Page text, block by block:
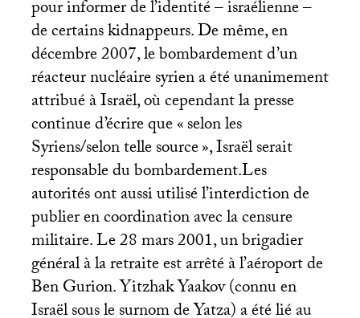
pour informer de l’identité – israélienne –
de certains kidnappeurs. De même, en
décembre 2007, le bombardement d’un
réacteur nucléaire syrien a été unanimement
attribué à Israël, où cependant la presse
continue d’écrire que «selon les
Syriens/selon telle source», Israël serait
responsable du bombardement.Les
autorités ont aussi utilisé l’interdiction de
publier en coordination avec la censure
militaire. Le 28 mars 2001, un brigadier
général à la retraite est arrêté à l’aéroport de
Ben Gurion. Yitzhak Yaakov (connu en